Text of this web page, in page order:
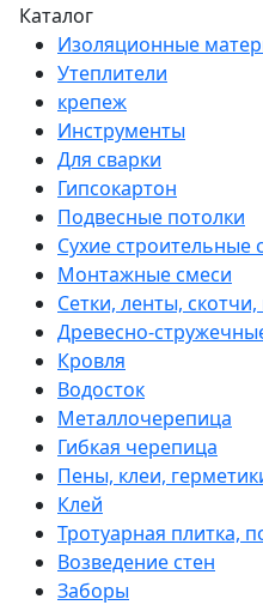
Каталог
Изоляционные
Утеплители
крепеж
Инструменты
Для сварки
Гипсокартон
Подвесные потолки
Сухие строительные
Монтажные смеси
Сетки, ленты,
Древесно-
Кровля
Водосток
Металлочерепица
Гибкая черепица
Пены, клеи,
Клей
Тротуарная плитка,
Возведение стен
Заборы